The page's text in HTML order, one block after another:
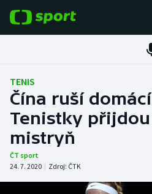
Fotbal
Hokej
Tenis
Atletika
TENIS
Čína ruší
Tenistky
mistryň
ČT sport
24. 7. 2020 | Zdroj: ČTK